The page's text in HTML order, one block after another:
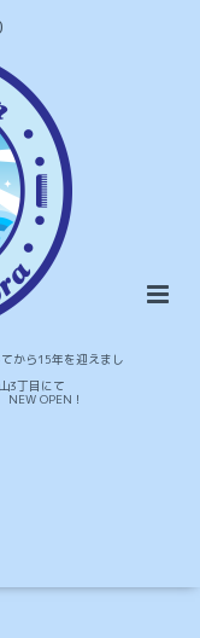
から15年を迎えまし
3丁目にて
OPEN！